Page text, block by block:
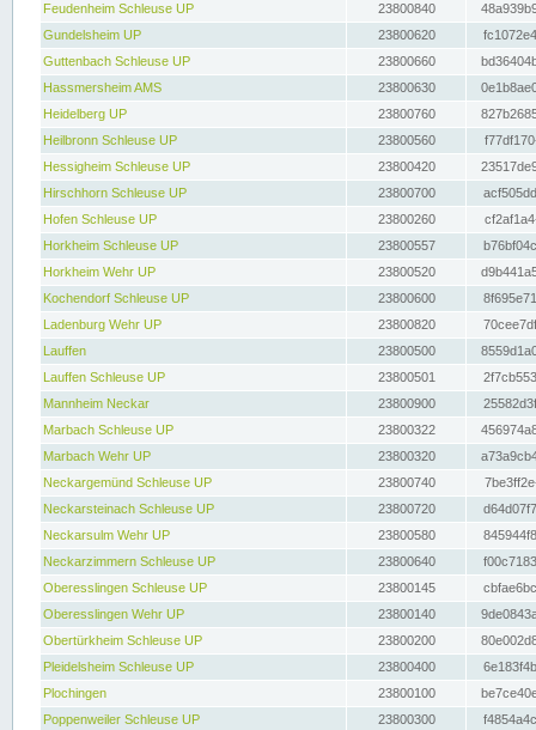
Feudenheim Schleuse UP
23800840
Gundelsheim UP
23800620
Guttenbach Schleuse UP
23800660
Hassmersheim AMS
23800630
Heidelberg UP
23800760
Heilbronn Schleuse UP
23800560
Hessigheim Schleuse UP
23800420
Hirschhorn Schleuse UP
23800700
Hofen Schleuse UP
23800260
Horkheim Schleuse UP
23800557
Horkheim Wehr UP
23800520
Kochendorf Schleuse UP
23800600
Ladenburg Wehr UP
23800820
Lauffen
23800500
Lauffen Schleuse UP
23800501
Mannheim Neckar
23800900
Marbach Schleuse UP
23800322
Marbach Wehr UP
23800320
Neckargemünd Schleuse UP
23800740
Neckarsteinach Schleuse UP
23800720
Neckarsulm Wehr UP
23800580
Neckarzimmern Schleuse UP
23800640
Oberesslingen Schleuse UP
23800145
Oberesslingen Wehr UP
23800140
Obertürkheim Schleuse UP
23800200
Pleidelsheim Schleuse UP
23800400
Plochingen
23800100
Poppenweiler Schleuse UP
23800300